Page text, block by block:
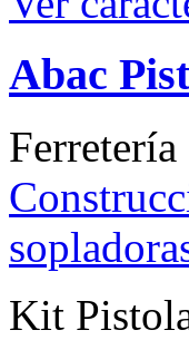
Abac
Ferretería
Kit